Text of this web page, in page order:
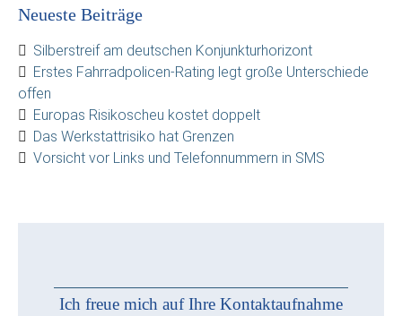
Neueste Beiträge
Silberstreif am deutschen Konjunkturhorizont
Erstes Fahrradpolicen-Rating legt große Unterschiede
offen
Europas Risikoscheu kostet doppelt
Das Werkstattrisiko hat Grenzen
Vorsicht vor Links und Telefonnummern in SMS
Ich freue mich auf Ihre Kontaktaufnahme